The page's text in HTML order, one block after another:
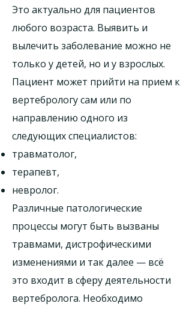
Это актуально для пациентов
любого возраста. Выявить и
вылечить заболевание можно не
только у детей, но и у взрослых.
Пациент может прийти на прием к
вертебрологу сам или по
направлению одного из
следующих специалистов:
травматолог,
терапевт,
невролог.
Различные патологические
процессы могут быть вызваны
травмами, дистрофическими
изменениями и так далее — всё
это входит в сферу деятельности
вертебролога. Необходимо